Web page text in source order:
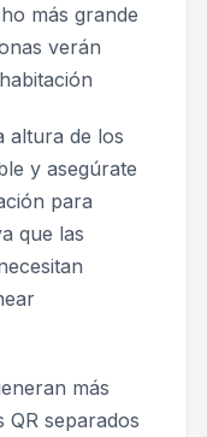
más grande
verán
altura de los
y asegúrate
para
que las
más
QR separados